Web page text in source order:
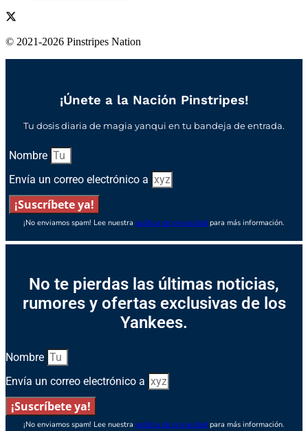
© 2021-2026 Pinstripes Nation
¡Únete a la Nación Pinstripes!
Tu dosis diaria de magia yanqui en tu bandeja de entrada.
Nombre
Envía un correo electrónico a
¡Suscríbete ya!
¡No enviamos spam! Lee nuestra política de privacidad para más información.
No te pierdas las últimas noticias,
rumores y ofertas exclusivas de los
Yankees.
Nombre
Envía un correo electrónico a
¡Suscríbete ya!
¡No enviamos spam! Lee nuestra política de privacidad para más información.